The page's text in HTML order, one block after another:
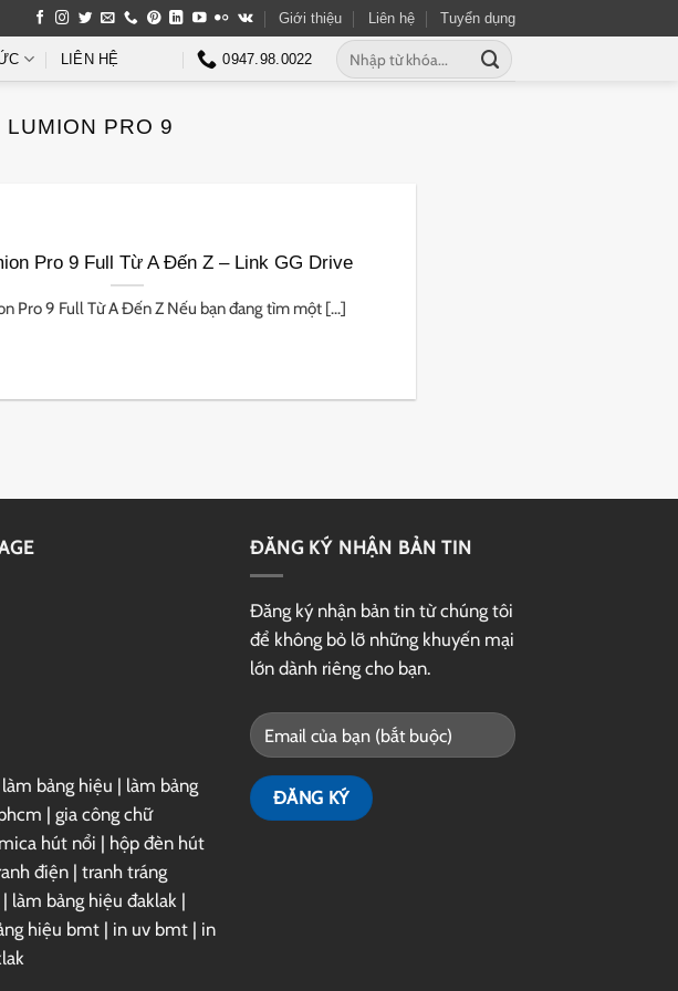
Giới thiệu Liên hệ Tuyển dụng
LIÊN HỆ 0947.98.0022
Tìm
kiếm:
LUMION PRO 9
Pro 9 Full Từ A Đến Z – Link GG Drive
Pro 9 Full Từ A Đến Z Nếu bạn đang tìm một [...]
làm bảng hiệu | làm bảng
| gia công chữ
mica hút nổi | hộp đèn hút
điện | tranh tráng
| làm bảng hiệu đaklak |
hiệu bmt | in uv bmt | in
ĐĂNG KÝ NHẬN BẢN TIN
Đăng ký nhận bản tin từ chúng tôi
để không bỏ lỡ những khuyến mại
lớn dành riêng cho bạn.